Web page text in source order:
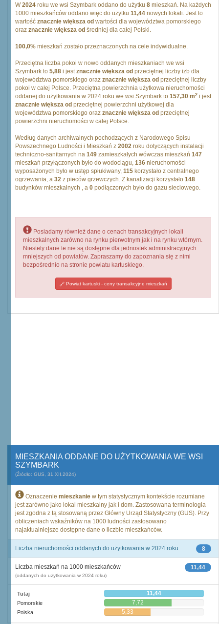
W2024 roku we wsi Szymbark oddano do użytku 8 mieszkań. Na każdych
1000 mieszkańców oddano więc do użytku 11,44 nowych lokali. Jest to
wartość znacznie większa od wartości dla województwa pomorskiego
oraz znacznie większa od średniej dla całej Polski.
100,0% mieszkań zostało przeznaczonych na cele indywidualne.
Przeciętna liczba pokoi w nowo oddanych mieszkaniach we wsi
Szymbark to 5,88 i jestznacznie większa od przeciętnej liczby izb dla
województwa pomorskiego oraz znacznie większa od przeciętnej liczby
pokoi w całej Polsce. Przeciętna powierzchnia użytkowa nieruchomości
oddanej do użytkowania w 2024 roku we wsi Szymbark to 157,30 m2 i jest
znacznie większa od przeciętnej powierzchni użytkowej dla
województwa pomorskiego oraz znacznie większa od przeciętnej
powierzchni nieruchomości w całej Polsce.
Według danych archiwalnych pochodzących z Narodowego Spisu
Powszechnego Ludności i Mieszkań z 2002 roku dotyczących instalacji
techniczno-sanitarnych na 149 zamieszkałych wówczas mieszkań 147
mieszkań przyłączonych było do wodociągu, 136 nieruchomości
wyposażonych było w ustęp spłukiwany, 115 korzystało z centralnego
ogrzewania, a 32 z pieców grzewczych. Z kanalizacji korzystało 148
budynków mieszkalnych , a 0 podłączonych było do gazu sieciowego.
Posiadamy również dane o cenach transakcyjnych lokali
mieszkalnych zarówno na rynku pierwotnym jak i na rynku wtórnym.
Niestety dane te nie są dostępne dla jednostek administracyjnych
mniejszych od powiatów. Zapraszamy do zapoznania się z nimi
bezpośrednio na stronie powiatu kartuskiego.
Powiat kartuski - ceny transakcyjne mieszkań
MIESZKANIA ODDANE DO UŻYTKOWANIA WE WSI
SZYMBARK
(Źródło: GUS, 31.XII.2024)
Oznaczenie mieszkanie w tym statystycznym kontekście rozumiane
jest zarówno jako lokal mieszkalny jak i dom. Zastosowana terminologia
jest zgodna z tą stosowaną przez Główny Urząd Statystyczny (GUS). Przy
obliczeniach wskaźników na 1000 ludności zastosowano
najaktualniejsze dostępne dane o liczbie mieszkańców.
8
Liczba nieruchomości oddanych do użytkowania w 2024 roku
11,44
Liczba mieszkań na 1000 mieszkańców
(oddanych do użytkowania w 2024 roku)
Tutaj 11,44
Pomorskie 7,72
Polska 5,33